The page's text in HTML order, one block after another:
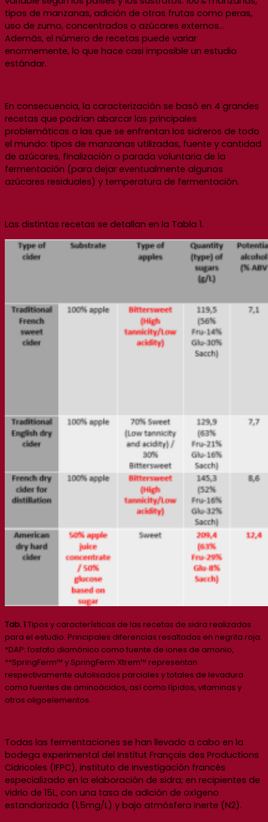
tipos de manzanas, adición de otras frutas como peras,
uso de zumo, concentrados o azúcares externos…
Además, el número de recetas puede variar
enormemente, lo que hace casi imposible un estudio
estándar.
En consecuencia, la caracterización se basó en 4 grandes
recetas que podrían abarcar las principales
problemáticas a las que se enfrentan los sidreros de todo
el mundo: tipos de manzanas utilizadas, fuente y cantidad
de azúcares, finalización o parada voluntaria de la
fermentación (para dejar eventualmente algunos
azúcares residuales) y temperatura de fermentación.
Las distintas recetas se detallan en la Tabla 1.
Tab. 1Tipos y características de las recetas de sidra realizadas
para el estudio. Principales diferencias resaltadas en negrita roja.
*DAP: fosfato diamónico como fuente de iones de amonio,
**SpringFerm™ y SpringFerm Xtrem™ representan
respectivamente autolisados parciales y totales de levadura
como fuentes de aminoácidos, así como lípidos, vitaminas y
otros oligoelementos.
Todas las fermentaciones se han llevado a cabo en la
bodega experimental del Institut Français des Productions
Cidricoles (IFPC), instituto de investigación francés
especializado en la elaboración de sidra; en recipientes de
vidrio de 15L, con una tasa de adición de oxígeno
estandarizada (1,5mg/L) y bajo atmósfera inerte (N2).